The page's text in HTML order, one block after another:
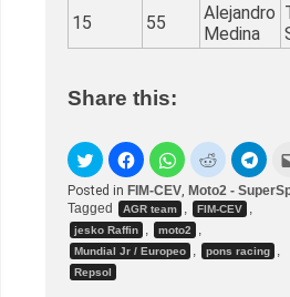
15 55
Alejandro
Medina
Share this:
Posted in FIM-CEV, Moto2 -
Tagged
AGR team , FIM-CEV ,
jesko Raffin , moto2 ,
Mundial Jr / Europeo , pons racing ,
Repsol